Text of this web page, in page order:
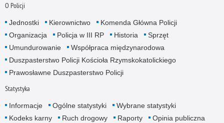
O Policji
Jednostki Kierownictwo
Komenda Główna Policji
Organizacja
Policja w III RP Historia
Sprzęt
Umundurowanie
Współpraca międzynarodowa
Duszpasterstwo Policji Kościoła Rzymskokatolickiego
Prawosławne Duszpasterstwo Policji
Statystyka
Informacje Ogólne statystyki
Wybrane statystyki
Kodeks karny
Ruch drogowy Raporty Opinia publiczna